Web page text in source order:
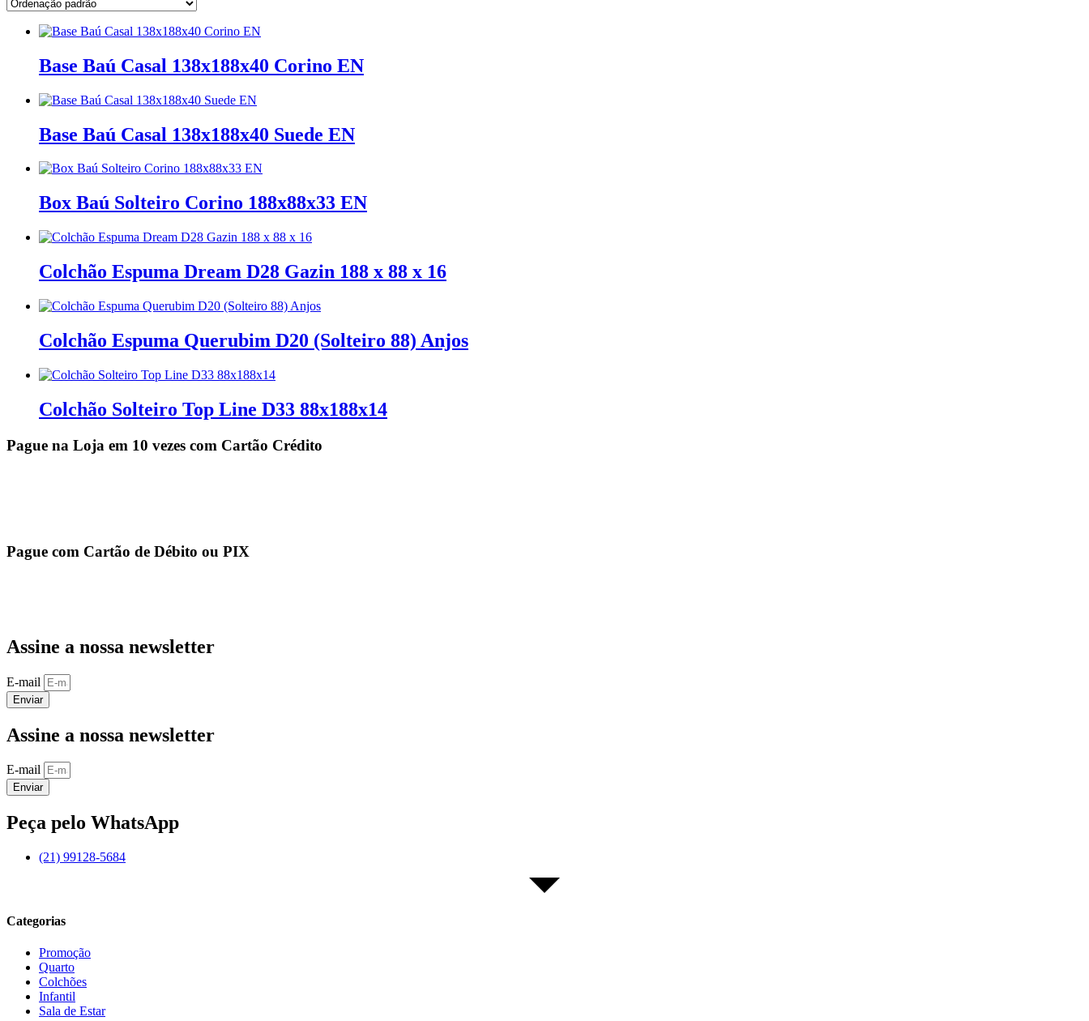
Base Baú Casal 138x188x40 Corino EN
Base Baú Casal 138x188x40 Suede EN
Box Baú Solteiro Corino 188x88x33 EN
Colchão Espuma Dream D28 Gazin 188 x 88 x 16
Colchão Espuma Querubim D20 (Solteiro 88) Anjos
Colchão Solteiro Top Line D33 88x188x14
Pague na Loja em 10 vezes com Cartão Crédito
Pague com Cartão de Débito ou PIX
Assine a nossa newsletter
E-mail
Enviar
Assine a nossa newsletter
E-mail
Enviar
Peça pelo WhatsApp
(21) 99128-5684
Categorias
Promoção
Quarto
Colchões
Infantil
Sala de Estar